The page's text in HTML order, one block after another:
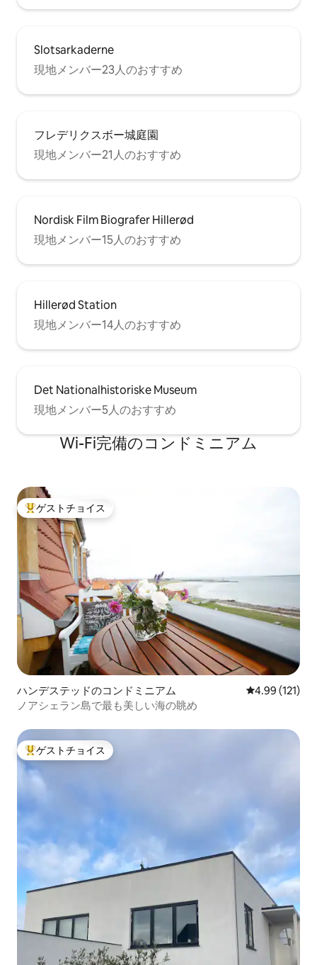
Slotsarkaderne
現地メンバー23人のおすすめ
フレデリクスボー城庭園
現地メンバー21人のおすすめ
Nordisk Film Biografer Hillerød
現地メンバー15人のおすすめ
Hillerød Station
現地メンバー14人のおすすめ
Det Nationalhistoriske Museum
現地メンバー5人のおすすめ
Wi-Fi完備のコンドミニアム
大好評のゲストチョイスです。
ゲストチョイス
ハンデステッドのコンドミニアム レビュー121
4.99 (121)
ノアシェラン島で最も美しい海の眺め
大好評のゲストチョイスです。
ゲストチョイス